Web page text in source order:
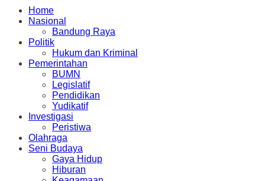
Home
Nasional
Bandung Raya
Politik
Hukum dan Kriminal
Pemerintahan
BUMN
Legislatif
Pendidikan
Yudikatif
Investigasi
Peristiwa
Olahraga
Seni Budaya
Gaya Hidup
Hiburan